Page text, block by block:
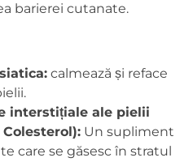
barierei cutanate.
calmează și reface
interstițiale ale pielii
Un supliment
care se găsesc în stratul